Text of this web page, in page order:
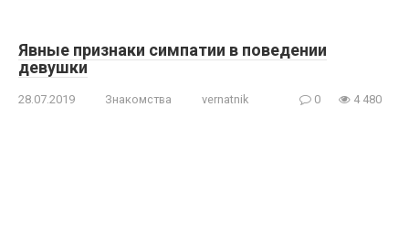
Явные признаки симпатии в поведении
девушки
28.07.2019 Знакомства vernatnik 0 4 480